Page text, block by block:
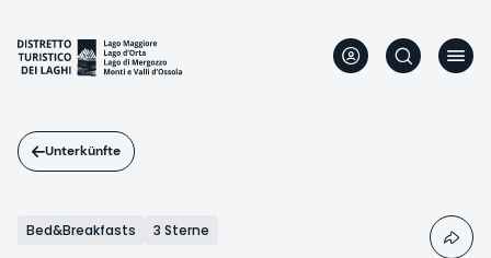
Inhalt
Unterkünfte
Bed&Breakfasts 3 Sterne